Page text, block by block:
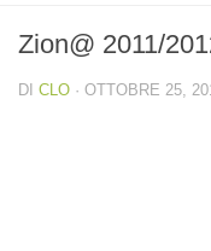
Zion@ 2011/
DI CLO · OTTOBRE 25,